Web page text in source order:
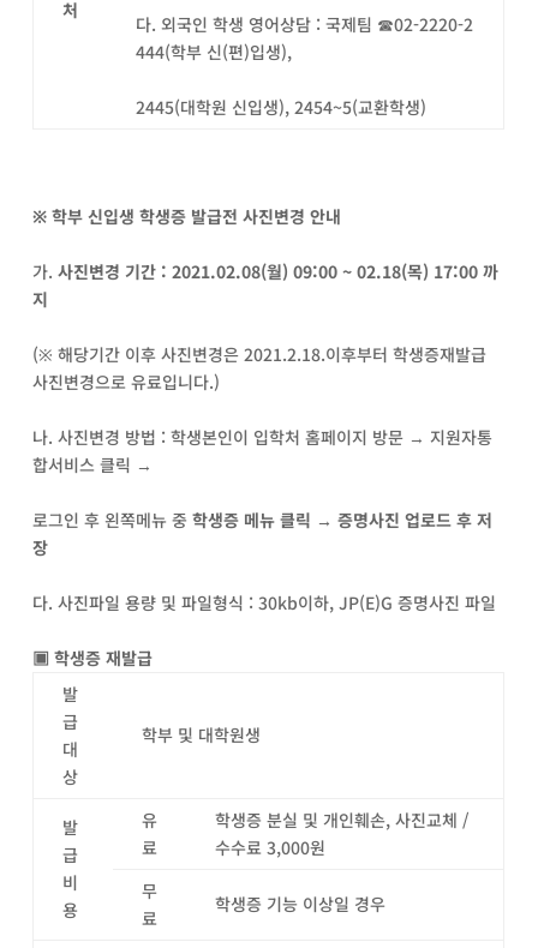
처
다. 외국인 학생 영어상담 : 국제팀 ☎02-2220-2
444(학부 신(편)입생),
2445(대학원 신입생), 2454~5(교환학생)
※학부 신입생 학생증 발급전 사진변경 안내
가.사진변경 기간 : 2021.02.08(월) 09:00 ~ 02.18(목) 17:00까
지
(※ 해당기간 이후 사진변경은 2021.2.18.이후부터 학생증재발급
사진변경으로 유료입니다.)
나. 사진변경 방법 : 학생본인이 입학처 홈페이지 방문 → 지원자통
합서비스 클릭 →
로그인 후 왼쪽메뉴 중학생증 메뉴 클릭 → 증명사진 업로드 후 저
장
다. 사진파일 용량 및 파일형식 : 30kb이하, JP(E)G 증명사진 파일
▣학생증 재발급
발
급
대
상
학부 및 대학원생
발
급
비
용
유
료
학생증 분실 및 개인훼손, 사진교체 /
수수료 3,000원
무
료
학생증 기능 이상일 경우